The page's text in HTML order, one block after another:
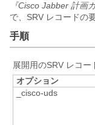
『Cisco Jabber 計画
で、SRV レコードの
手順
展開用のSRV レコー
オプション
_cisco-uds